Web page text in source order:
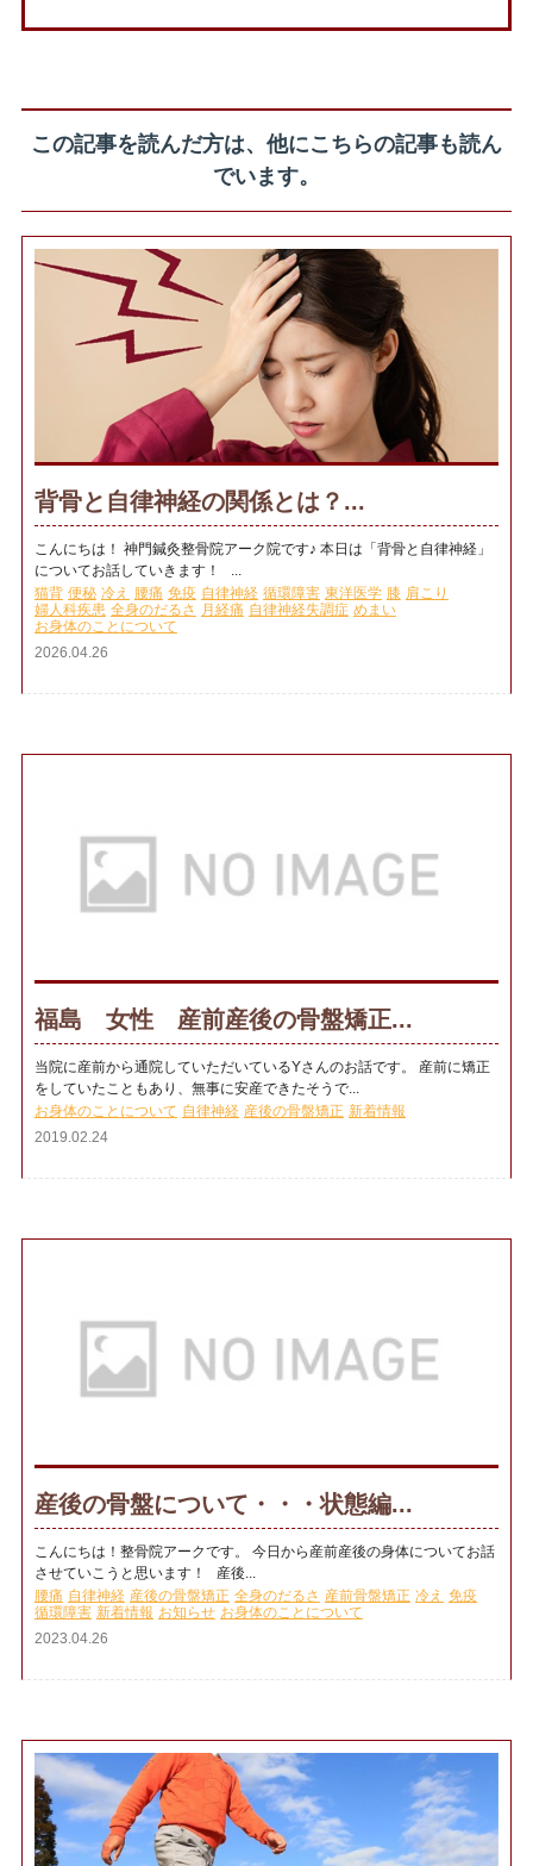
この記事を読んだ方は、他にこちらの記事も読ん
でいます。
背骨と自律神経の関係とは？...
こんにちは！ 神門鍼灸整骨院アーク院です♪ 本日は「背骨と自律神経」
についてお話していきます！ ...
猫背 便秘 冷え 腰痛 免疫 自律神経 循環障害 東洋医学 膝 肩こり
婦人科疾患 全身のだるさ 月経痛 自律神経失調症 めまい
お身体のことについて
2026.04.26
福島 女性 産前産後の骨盤矯正...
当院に産前から通院していただいているYさんのお話です。 産前に矯正
をしていたこともあり、無事に安産できたそうで...
お身体のことについて 自律神経 産後の骨盤矯正 新着情報
2019.02.24
産後の骨盤について・・・状態編...
こんにちは！整骨院アークです。 今日から産前産後の身体についてお話
させていこうと思います！ 産後...
腰痛 自律神経 産後の骨盤矯正 全身のだるさ 産前骨盤矯正 冷え 免疫
循環障害 新着情報 お知らせ お身体のことについて
2023.04.26